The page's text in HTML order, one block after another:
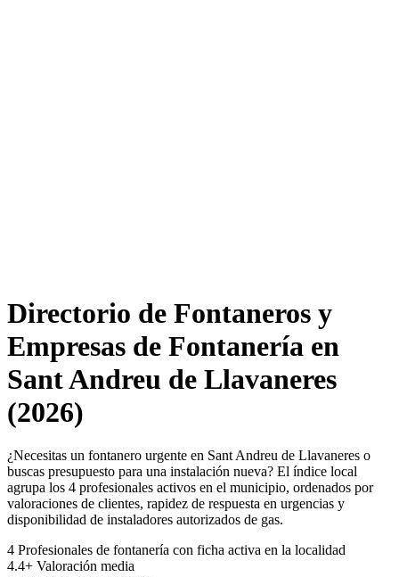
Directorio de Fontaneros y
Empresas de Fontanería en
Sant Andreu de Llavaneres
(2026)
¿Necesitas un fontanero urgente en Sant Andreu de Llavaneres o
buscas presupuesto para una instalación nueva? El índice local
agrupa los 4 profesionales activos en el municipio, ordenados por
valoraciones de clientes, rapidez de respuesta en urgencias y
disponibilidad de instaladores autorizados de gas.
4 Profesionales de fontanería con ficha activa en la localidad
4.4+ Valoración media